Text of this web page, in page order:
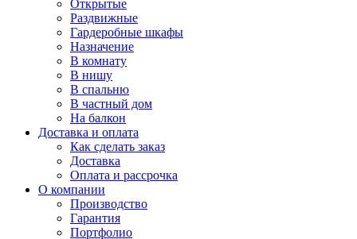
Открытые
Раздвижные
Гардеробные шкафы
Назначение
В комнату
В нишу
В спальню
В частный дом
На балкон
Доставка и оплата
Как сделать заказ
Доставка
Оплата и рассрочка
О компании
Производство
Гарантия
Портфолио